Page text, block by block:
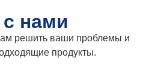
нами
решить ваши проблемы и
продукты.